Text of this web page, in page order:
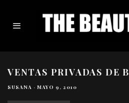
VENTAS PRIVADAS DE
SUSANA · MAYO 9, 2010